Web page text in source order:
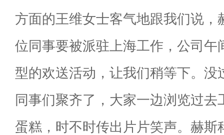
方面的王维女士客气地跟我们说，
位同事要被派驻上海工作，公司午
型的欢送活动，让我们稍等下。没
同事们聚齐了，大家一边浏览过去
蛋糕，时不时传出片片笑声。赫斯